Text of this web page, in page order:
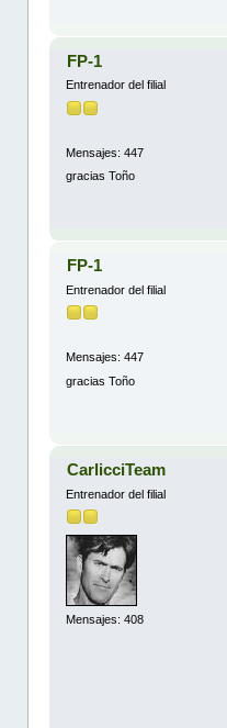
FP-1
Entrenador del filial
Mensajes: 447
gracias Toño
FP-1
Entrenador del filial
Mensajes: 447
gracias Toño
CarlicciTeam
Entrenador del filial
Mensajes: 408